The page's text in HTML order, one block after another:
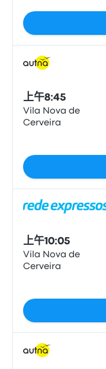
上午8:45
Vila Nova de
Cerveira
上午10:05
Vila Nova de
Cerveira